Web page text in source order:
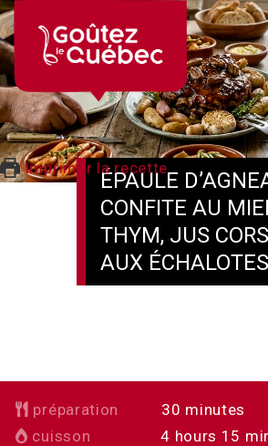
Skip
to
content
ÉPAULE
CONFITE AU
THYM, JUS
AUX ÉCHALOTES
préparation 30 minutes
minutes
cuisson
4hours
hours 15
Imprimer la recette